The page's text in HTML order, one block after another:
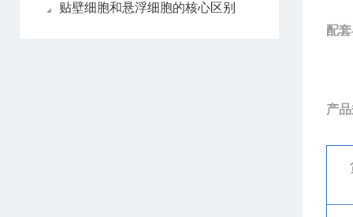
贴壁细胞和悬浮细胞的核心区别
配
产